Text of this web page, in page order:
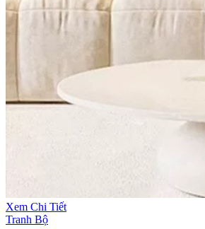
Xem Chi Tiết
Tranh Bộ